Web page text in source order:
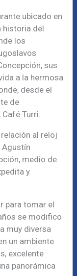
ubicado en
historia del
los
sus
a la hermosa
desde el
de
Turri.
al reloj
Agustín
medio de
y
para tomar el
se modifico
muy diversa
un ambiente
excelente
panorámica